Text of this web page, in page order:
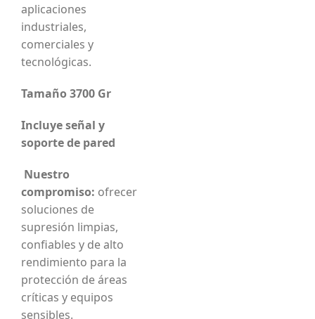
aplicaciones
industriales,
comerciales y
tecnológicas.
Tamaño 3700 Gr
Incluye señal y
soporte de pared
Nuestro
compromiso: ofrecer
soluciones de
supresión limpias,
confiables y de alto
rendimiento para la
protección de áreas
críticas y equipos
sensibles.